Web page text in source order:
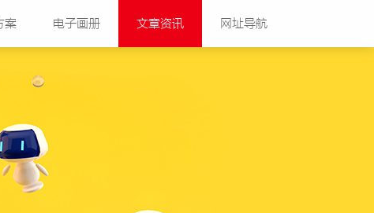
案 电子画册 文章资讯 网址导航